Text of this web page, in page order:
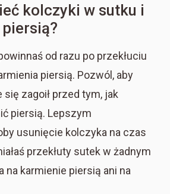
kolczyki w sutku i
od razu po przekłuciu
piersią. Pozwól, aby
zagoił przed tym, jak
piersią. Lepszym
usunięcie kolczyka na czas
przekłuty sutek w żadnym
na karmienie piersią ani na